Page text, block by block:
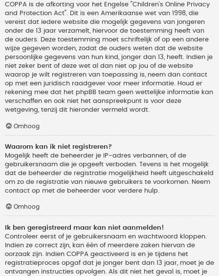
COPPA is de afkorting voor het Engelse "Children’s Online Privacy
and Protection Act". Dit is een Amerikaanse wet van 1998, die
vereist dat iedere website die mogelijk gegevens van jongeren
onder de 13 jaar verzamelt, hiervoor de toestemming heeft van
de ouders. Deze toestemming moet schriftelijk of op een andere
wijze gegeven worden, zodat de ouders weten dat de website
persoonlijke gegevens van hun kind, jonger dan 13, heeft. Indien je
niet zeker bent of deze wet al dan niet op jou of de website
waarop je wilt registreren van toepassing is, neem dan contact
op met een juridisch raadgever voor meer informatie. Houd er
rekening mee dat het phpBB team geen wettelijke informatie kan
verschaffen en ook niet het aanspreekpunt is voor deze
wetgeving, tenzij dit hieronder vermeld wordt.
Omhoog
Waarom kan ik niet registreren?
Mogelijk heeft de beheerder je IP-adres verbannen, of de
gebruikersnaam die je opgeeft verboden. Tevens is het mogelijk
dat de beheerder de registratie mogelijkheid heeft uitgeschakeld
om zo de registratie van nieuwe gebruikers te voorkomen. Neem
contact op met de beheerder voor verdere hulp.
Omhoog
Ik ben geregistreerd maar kan niet aanmelden!
Controleer eerst of je gebruikersnaam en wachtwoord kloppen.
Indien ze correct zijn, kan één of meerdere zaken hiervan de
oorzaak zijn. Indien COPPA geactiveerd is en je tijdens het
registratieproces opgaf dat je jonger bent dan 13 jaar, moet je de
ontvangen instructies opvolgen. Als dit niet het geval is, moet je